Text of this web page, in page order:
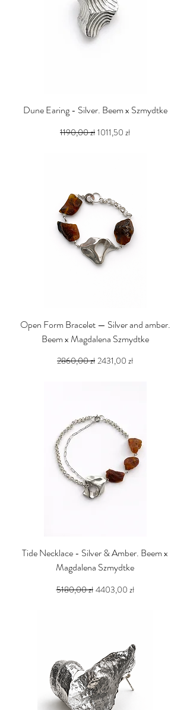
Dune Earing - Silver. Beem x Szmydtke
Regularna cena
1190,00 zł Cena rabatowa
1011,50 zł
Open Form Bracelet — Silver and amber.
Beem x Magdalena Szmydtke
Regularna cena
2860,00 zł Cena rabatowa
2431,00 zł
Tide Necklace - Silver & Amber. Beem x
Magdalena Szmydtke
Regularna cena
5180,00 zł Cena rabatowa
4403,00 zł